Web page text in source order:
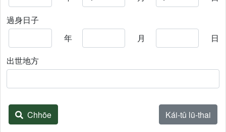
過身日子
年
月
日
出世地方
Chhōe Kái-tû lū-thai